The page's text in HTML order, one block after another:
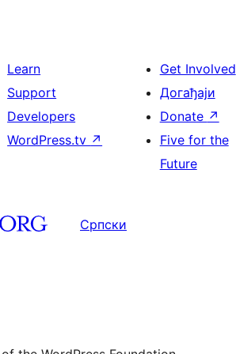
Learn
Support
Developers
WordPress.tv ↗
Get Involved
Догађаји
Donate ↗
Five for the
Future
Српски